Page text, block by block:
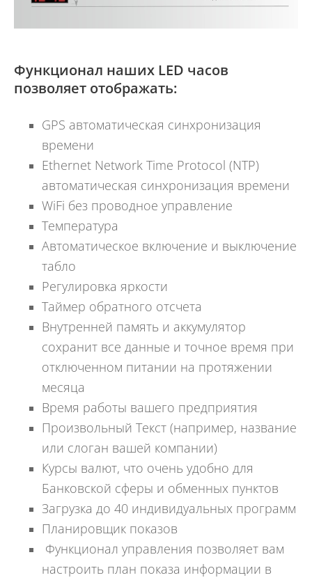
Функционал наших LED часов
позволяет отображать:
GPS автоматическая синхронизация
времени
Ethernet Network Time Protocol (NTP)
автоматическая синхронизация времени
WiFi без проводное управление
Температура
Автоматическое включение и выключение
табло
Регулировка яркости
Таймер обратного отсчета
Внутренней память и аккумулятор
сохранит все данные и точное время при
отключенном питании на протяжении
месяца
Время работы вашего предприятия
Произвольный Текст (например, название
или слоган вашей компании)
Курсы валют, что очень удобно для
Банковской сферы и обменных пунктов
Загрузка до 40 индивидуальных программ
Планировщик показов
Функционал управления позволяет вам
настроить план показа информации в